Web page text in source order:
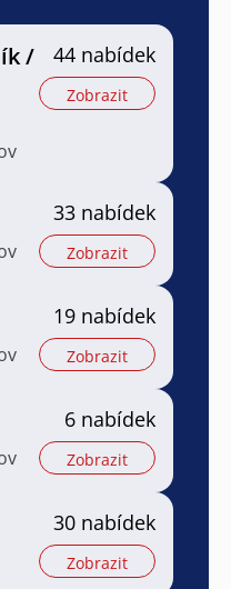
/
44 nabídek
Zobrazit
33 nabídek
Zobrazit
19 nabídek
Zobrazit
6 nabídek
Zobrazit
30 nabídek
Zobrazit